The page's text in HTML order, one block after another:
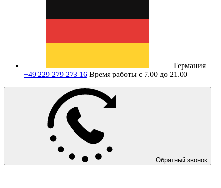
Германия
+49 229 279 273 16 Время работы с 7.00 до 21.00
Обратный звонок